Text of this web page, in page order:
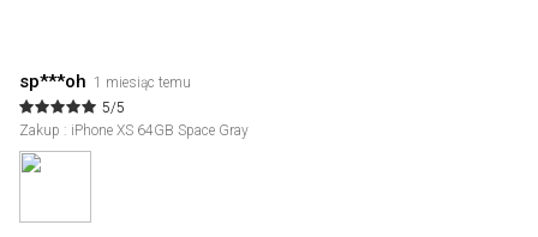
sp***oh 1 miesiąc temu
5/5
Zakup : iPhone XS 64GB Space Gray